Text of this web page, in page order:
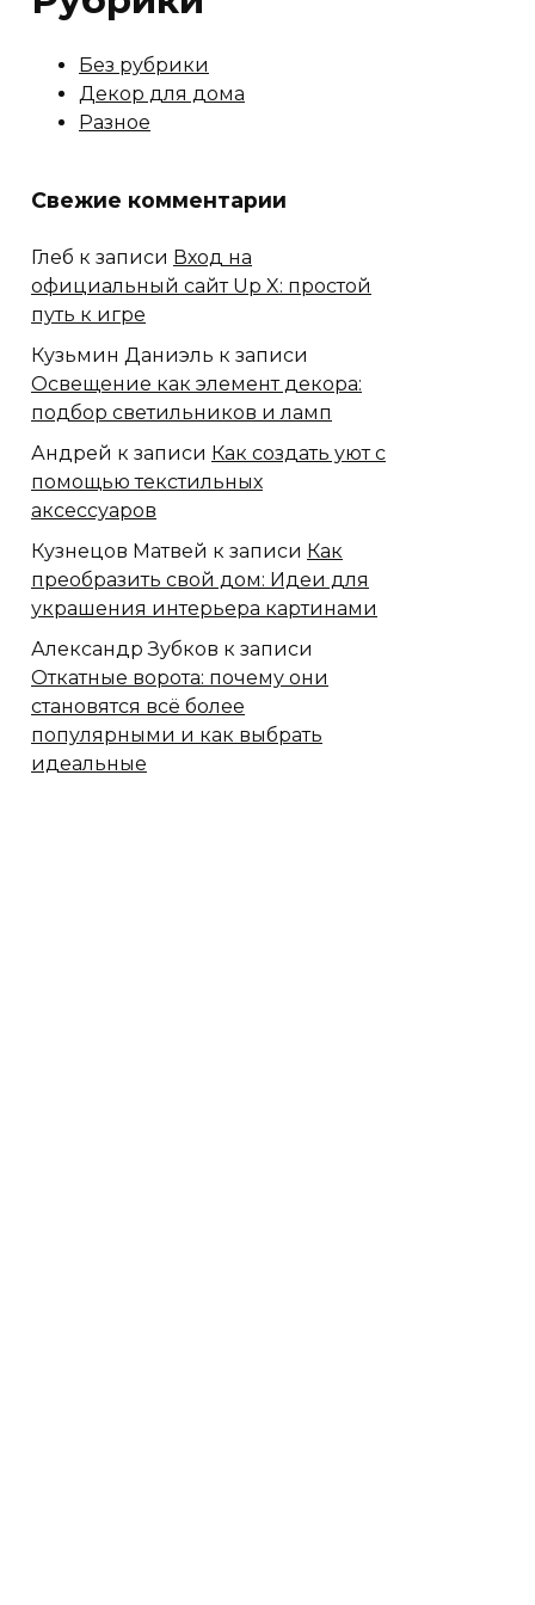
Без рубрики
Декор для дома
Разное
Свежие комментарии
Глеб к записи Вход на
официальный сайт Up X: простой
путь к игре
Кузьмин Даниэль к записи
Освещение как элемент декора:
подбор светильников и ламп
Андрей к записи Как создать уют с
помощью текстильных
аксессуаров
Кузнецов Матвей к записи Как
преобразить свой дом: Идеи для
украшения интерьера картинами
Александр Зубков к записи
Откатные ворота: почему они
становятся всё более
популярными и как выбрать
идеальные